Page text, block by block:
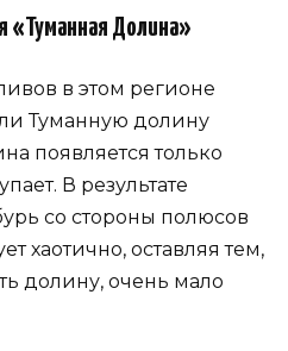
«Туманная Долина»
в этом регионе
Туманную долину
появляется только
В результате
со стороны полюсов
хаотично, оставляя тем,
долину, очень мало